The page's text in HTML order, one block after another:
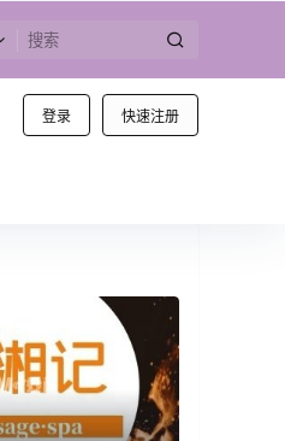
登录 快速注册